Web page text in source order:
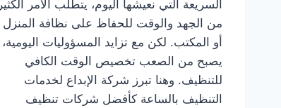
السريعة التي نعيشها اليوم، يتطلب الأمر الكثير
من الجهد والوقت للحفاظ على نظافة المنزل
أو المكتب. لكن مع تزايد المسؤوليات اليومية،
يصبح من الصعب تخصيص الوقت الكافي
للتنظيف. وهنا تبرز شركة الإبداع لخدمات
التنظيف بالساعة كأفضل شركات تنظيف